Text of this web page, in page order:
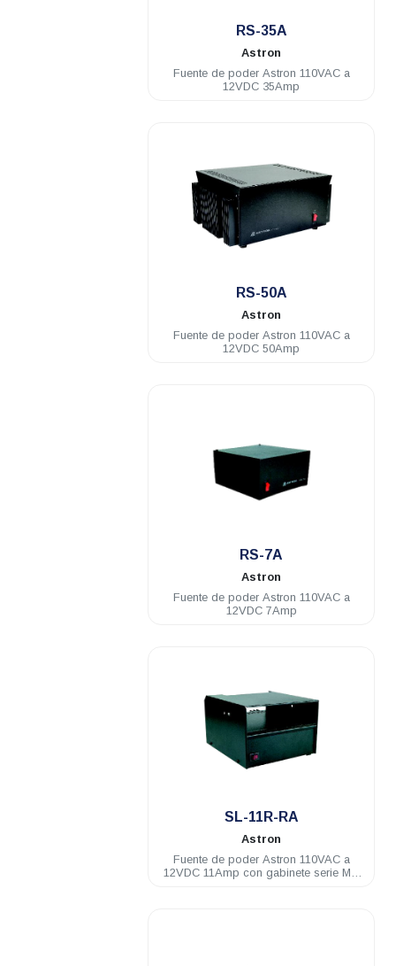
RS-35A
Astron
Fuente de poder Astron 110VAC a
12VDC 35Amp
RS-50A
Astron
Fuente de poder Astron 110VAC a
12VDC 50Amp
RS-7A
Astron
Fuente de poder Astron 110VAC a
12VDC 7Amp
SL-11R-RA
Astron
Fuente de poder Astron 110VAC a
12VDC 11Amp con gabinete serie M y